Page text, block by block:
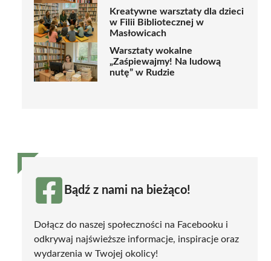
Kreatywne warsztaty dla dzieci
w Filii Bibliotecznej w
Masłowicach
Warsztaty wokalne
„Zaśpiewajmy! Na ludową
nutę” w Rudzie
Bądź z nami na bieżąco!
Dołącz do naszej społeczności na Facebooku i
odkrywaj najświeższe informacje, inspiracje oraz
wydarzenia w Twojej okolicy!